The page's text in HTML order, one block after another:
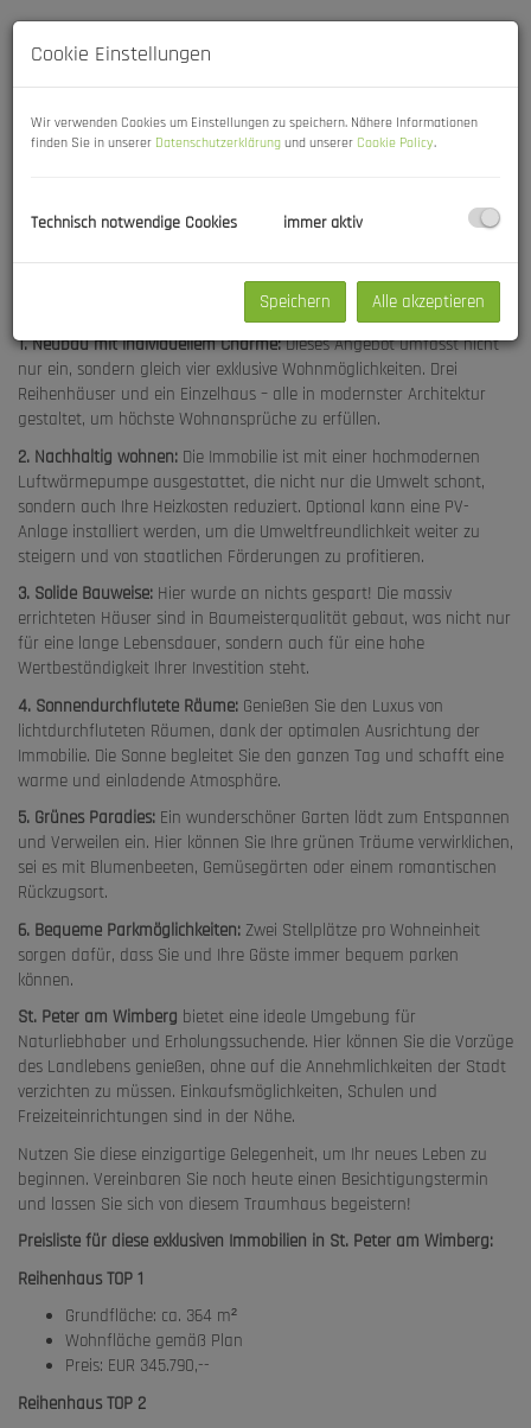
Beschreibung
mit einem atemberaubenden Blick auf die malerische Landschaft
persönlichen Paradies!
1. Neubau mit individuellem Charme:Dieses Angebot umfasst nicht
nur ein, sondern gleich vier exklusive Wohnmöglichkeiten. Drei
Reihenhäuser und ein Einzelhaus – alle in modernster Architektur
gestaltet, um höchste Wohnansprüche zu erfüllen.
2. Nachhaltig wohnen: Die Immobilie ist mit einer hochmodernen
Luftwärmepumpe ausgestattet, die nicht nur die Umwelt schont,
sondern auch Ihre Heizkosten reduziert. Optional kann eine PV-
Anlage installiert werden, um die Umweltfreundlichkeit weiter zu
steigern und von staatlichen Förderungen zu profitieren.
3. Solide Bauweise: Hier wurde an nichts gespart! Die massiv
errichteten Häuser sind in Baumeisterqualität gebaut, was nicht nur
für eine lange Lebensdauer, sondern auch für eine hohe
Wertbeständigkeit Ihrer Investition steht.
4. Sonnendurchflutete Räume: Genießen Sie den Luxus von
lichtdurchfluteten Räumen, dank der optimalen Ausrichtung der
Immobilie. Die Sonne begleitet Sie den ganzen Tag und schafft eine
warme und einladende Atmosphäre.
5. Grünes Paradies: Ein wunderschöner Garten lädt zum Entspannen
und Verweilen ein. Hier können Sie Ihre grünen Träume verwirklichen,
sei es mit Blumenbeeten, Gemüsegärten oder einem romantischen
Rückzugsort.
6. Bequeme Parkmöglichkeiten: Zwei Stellplätze pro Wohneinheit
sorgen dafür, dass Sie und Ihre Gäste immer bequem parken
können.
St. Peter am Wimberg bietet eine ideale Umgebung für
Naturliebhaber und Erholungssuchende. Hier können Sie die Vorzüge
des Landlebens genießen, ohne auf die Annehmlichkeiten der Stadt
verzichten zu müssen. Einkaufsmöglichkeiten, Schulen und
Freizeiteinrichtungen sind in der Nähe.
Nutzen Sie diese einzigartige Gelegenheit, um Ihr neues Leben zu
beginnen. Vereinbaren Sie noch heute einen Besichtigungstermin
und lassen Sie sich von diesem Traumhaus begeistern!
Preisliste für diese exklusiven Immobilien in St. Peter am Wimberg:
Reihenhaus TOP 1
Grundfläche: ca. 364 m²
Wohnfläche gemäß Plan
Preis: EUR 345.790,--
Reihenhaus TOP 2
Cookie Einstellungen
Wir verwenden Cookies um Einstellungen zu speichern. Nähere Informationen
finden Sie in unserer Datenschutzerklärung und unserer Cookie Policy.
Technisch notwendige Cookies immer aktiv
Speichern Alle akzeptieren